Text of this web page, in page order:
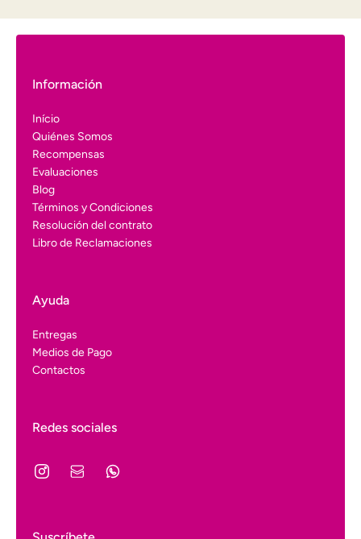
Información
Início
Quiénes Somos
Recompensas
Evaluaciones
Blog
Términos y Condiciones
Resolución del contrato
Libro de Reclamaciones
Ayuda
Entregas
Medios de Pago
Contactos
Redes sociales